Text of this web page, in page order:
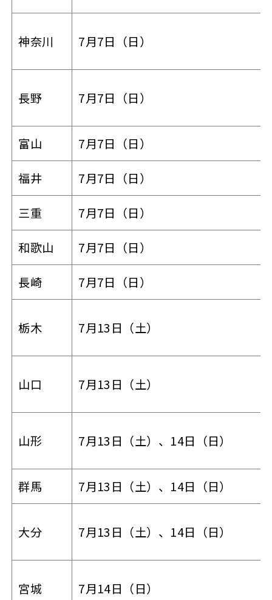
神奈川 7月7日（日）
長野 7月7日（日）
富山 7月7日（日）
福井 7月7日（日）
三重 7月7日（日）
和歌山 7月7日（日）
長崎 7月7日（日）
栃木 7月13日（土）
山口 7月13日（土）
山形 7月13日（土）、14日（日）
群馬 7月13日（土）、14日（日）
大分 7月13日（土）、14日（日）
宮城 7月14日（日）